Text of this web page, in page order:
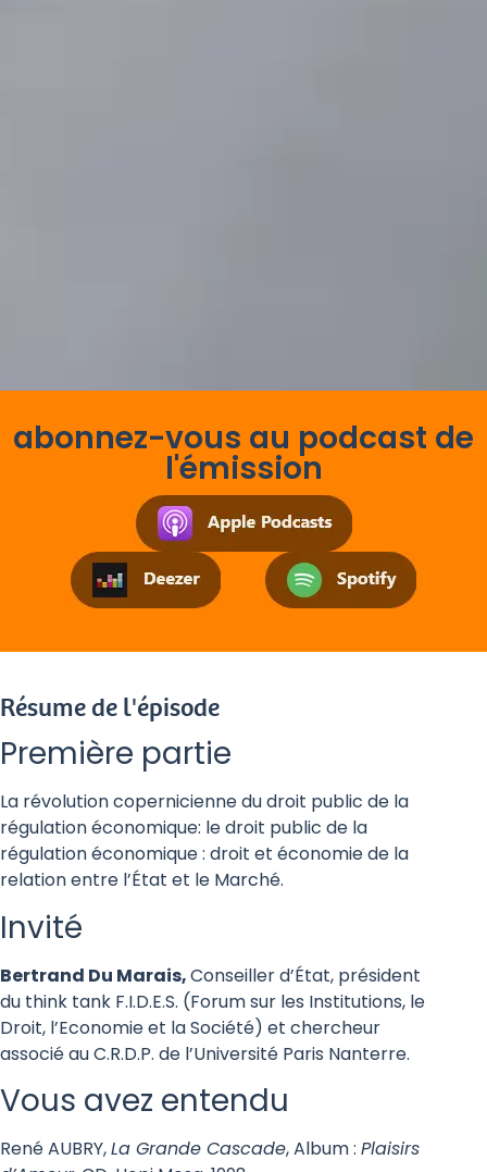
abonnez-vous au podcast de
l'émission
Résume de l'épisode
Première partie
La révolution copernicienne du droit public de la
régulation économique: le droit public de la
régulation économique : droit et économie de la
relation entre l’État et le Marché.
Invité
Bertrand Du Marais,Conseiller d’État, président
du think tank F.I.D.E.S. (Forum sur les Institutions, le
Droit, l’Economie et la Société) et chercheur
associé au C.R.D.P. de l’Université Paris Nanterre.
Vous avez entendu
René AUBRY,La Grande Cascade, Album : Plaisirs